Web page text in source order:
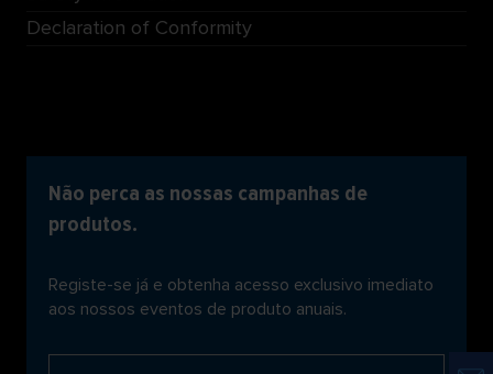
Declaration of Conformity
Não perca as nossas campanhas de
produtos.
Registe-se já e obtenha acesso exclusivo imediato
aos nossos eventos de produto anuais.